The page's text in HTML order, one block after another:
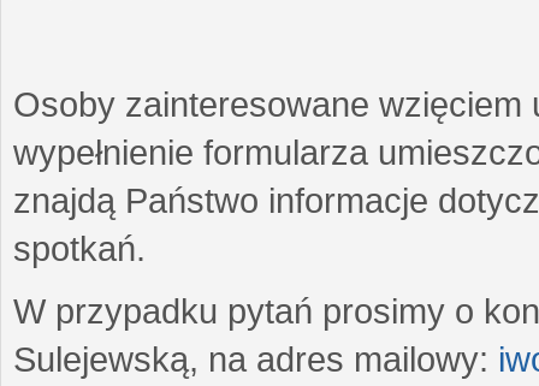
Osoby zainteresowane wzięciem
wypełnienie formularza
znajdą Państwo informacje
spotkań.
W przypadku pytań prosimy o
Sulejewską, na adres mailowy: